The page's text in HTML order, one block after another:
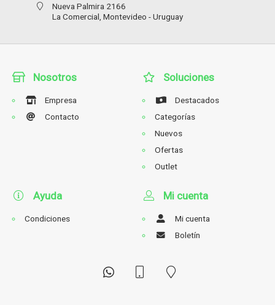
Nueva Palmira 2166
La Comercial, Montevideo - Uruguay
Nosotros
Empresa
Contacto
Soluciones
Destacados
Categorías
Nuevos
Ofertas
Outlet
Ayuda
Condiciones
Mi cuenta
Mi cuenta
Boletín